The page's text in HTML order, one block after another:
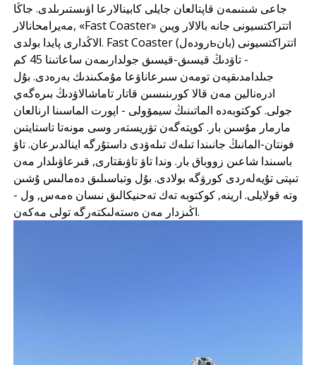
جاعى شىنىمەن قاپتالعان جايلى كابينالارعا اۋىستىرىلدى. جاڭا
مەيرامحانالار, «Fast Coaster» اتتراكتسيونى جانە بالالار ويىن
الاڭدارى پايدا بولدى. Fast Coaster (رودەلьبان) اتتراكتسيونى
- تاۋدىڭ قيسىق-قيسىق جولدارىمەن ساعاتىنا 45 كم
جىلدامدىقپەن تومەن سىرعاناۋعا مۇمكىندىك بەرەدى. بۇل
ادرەنالين مەن قالا كورىنىسىن قاتار تاماشالاۋدىڭ بىرەگەي
جولى. كوكتوبەدە الماتىنىڭ سيمۆولى - اپورت الماسىنا ارنالعان
مارمار مۇسىن بار. كوپتەگەن تۋريستەر وسى مونەتا تاستايتىن
فونتان-المانىڭ جانىندا تىلەك تىلەۋدى داستۇرگە اينالدىرعان. تاۋ
باسىندا شاعىن زووباق بار. وندا تاۋ تاۋىقتارى, قىرعاۋىلدار مەن
تىپتى تۇيەلەردى كورۋگە بولادى. بۇل وتباسىلىق دەمالىس ۇشىن
وتە قولايلى. ارينە, كوكتوبە تەك تەحنيكالىق نىسان ەمەس, ول -
اڭىزدار مەن ەستەلىكتەرگە تولى مەكەن.